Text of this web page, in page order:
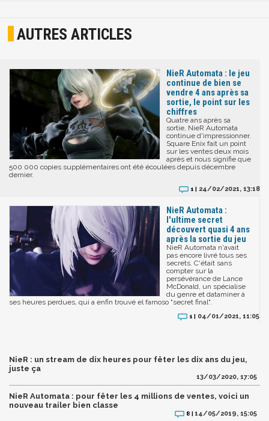
AUTRES ARTICLES
NieR Automata : le jeu
continue de bien se
vendre 4 ans après sa
sortie, le point sur les
chiffres
Quatre ans après sa
sortie, NieR Automata
continue d'impressionner.
Square Enix fait un point
sur les ventes deux mois
après et nous signifie que
500 000 copies supplémentaires ont été écoulées depuis décembre
dernier.
1 | 24/02/2021, 13:18
NieR Automata :
l'ultime secret
découvert quasi 4 ans
après la sortie du jeu
NieR Automata n'avait
pas encore livré tous ses
secrets. C'était sans
compter sur la
persévérance de Lance
McDonald, un spécialise
du genre et dataminer à
ses heures perdues, qui a enfin trouvé el famoso "secret final".
1 | 04/01/2021, 11:05
NieR : un stream de dix heures pour fêter les dix ans du jeu,
juste ça
13/03/2020, 17:05
NieR Automata : pour fêter les 4 millions de ventes, voici un
nouveau trailer bien classe
8 | 14/05/2019, 15:05